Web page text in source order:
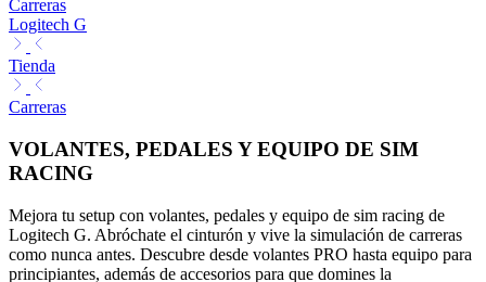
Carreras
Logitech G
Tienda
Carreras
VOLANTES, PEDALES Y EQUIPO DE SIM
RACING
Mejora tu setup con volantes, pedales y equipo de sim racing de
Logitech G. Abróchate el cinturón y vive la simulación de carreras
como nunca antes. Descubre desde volantes PRO hasta equipo para
principiantes, además de accesorios para que domines la